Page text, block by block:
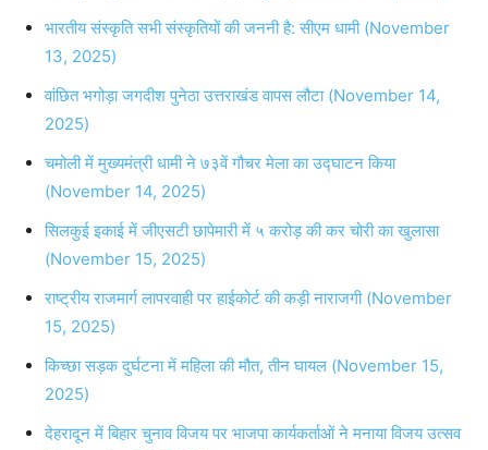
भारतीय संस्कृति सभी संस्कृतियों की जननी है: सीएम धामी (November
13, 2025)
वांछित भगोड़ा जगदीश पुनेठा उत्तराखंड वापस लौटा (November 14,
2025)
चमोली में मुख्यमंत्री धामी ने ७३वें गौचर मेला का उद्घाटन किया
(November 14, 2025)
सिलकुई इकाई में जीएसटी छापेमारी में ५ करोड़ की कर चोरी का खुलासा
(November 15, 2025)
राष्ट्रीय राजमार्ग लापरवाही पर हाईकोर्ट की कड़ी नाराजगी (November
15, 2025)
किच्छा सड़क दुर्घटना में महिला की मौत, तीन घायल (November 15,
2025)
देहरादून में बिहार चुनाव विजय पर भाजपा कार्यकर्ताओं ने मनाया विजय उत्सव